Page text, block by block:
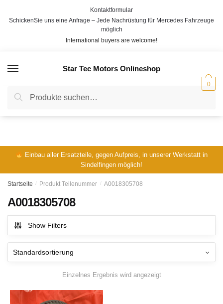
Kontaktformular
SchickenSie uns eine Anfrage – Jede Nachrüstung für Mercedes Fahrzeuge
möglich
International buyers are welcome!
Star Tec Motors Onlineshop
Suche
nach:
Suche
0
Einbau aller Ersatzteile, gegen Aufpreis, in unserer Werkstatt in
Sindelfingen möglich!
Startseite / Produkt Teilenummer / A0018305708
A0018305708
Show Filters
Einzelnes Ergebnis wird angezeigt